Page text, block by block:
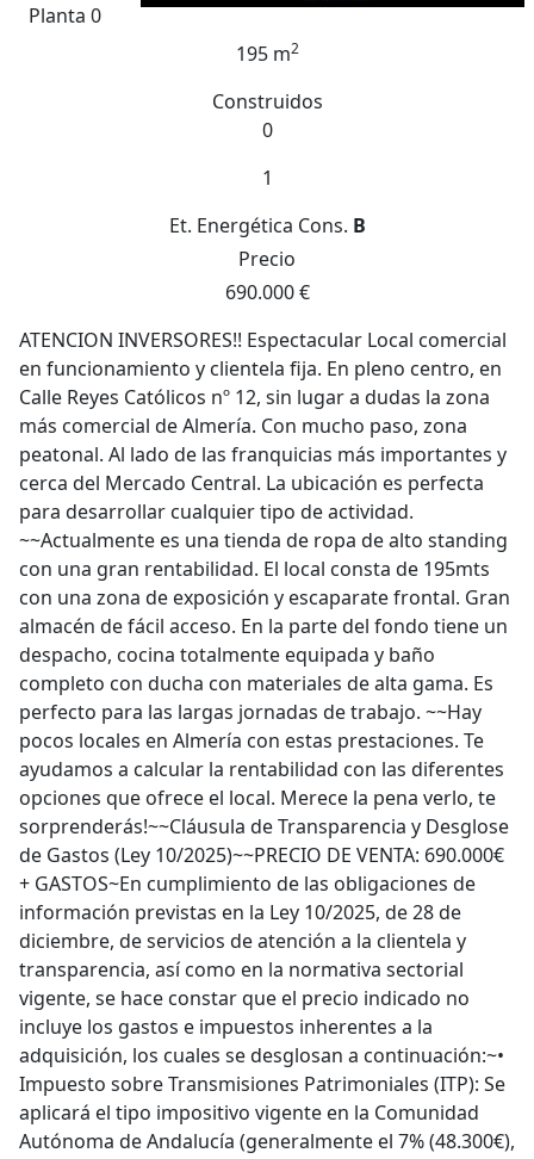
Planta 0
195 m2
Construidos
0
1
Et. Energética Cons. B
Precio
690.000 €
ATENCION INVERSORES!! Espectacular Local comercial
en funcionamiento y clientela fija. En pleno centro, en
Calle Reyes Católicos nº 12, sin lugar a dudas la zona
más comercial de Almería. Con mucho paso, zona
peatonal. Al lado de las franquicias más importantes y
cerca del Mercado Central. La ubicación es perfecta
para desarrollar cualquier tipo de actividad.
~~Actualmente es una tienda de ropa de alto standing
con una gran rentabilidad. El local consta de 195mts
con una zona de exposición y escaparate frontal. Gran
almacén de fácil acceso. En la parte del fondo tiene un
despacho, cocina totalmente equipada y baño
completo con ducha con materiales de alta gama. Es
perfecto para las largas jornadas de trabajo. ~~Hay
pocos locales en Almería con estas prestaciones. Te
ayudamos a calcular la rentabilidad con las diferentes
opciones que ofrece el local. Merece la pena verlo, te
sorprenderás!~~Cláusula de Transparencia y Desglose
de Gastos (Ley 10/2025)~~PRECIO DE VENTA: 690.000€
+ GASTOS~En cumplimiento de las obligaciones de
información previstas en la Ley 10/2025, de 28 de
diciembre, de servicios de atención a la clientela y
transparencia, así como en la normativa sectorial
vigente, se hace constar que el precio indicado no
incluye los gastos e impuestos inherentes a la
adquisición, los cuales se desglosan a continuación:~•
Impuesto sobre Transmisiones Patrimoniales (ITP): Se
aplicará el tipo impositivo vigente en la Comunidad
Autónoma de Andalucía (generalmente el 7% (48.300€),